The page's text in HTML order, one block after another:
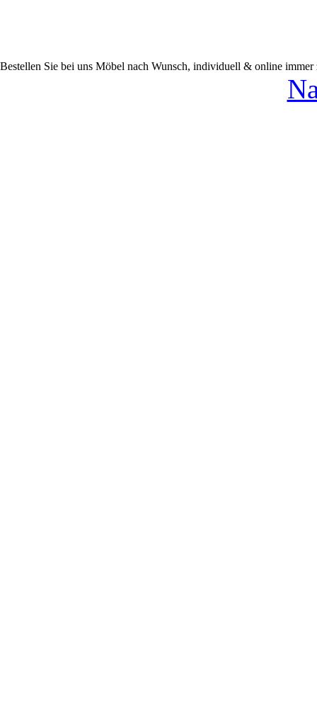
Bestellen Sie bei uns Möbel nach Wunsch, individuell & online immer